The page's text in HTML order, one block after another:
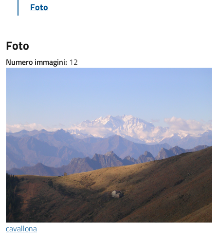
Foto
Foto
Numero immagini: 12
cavallona